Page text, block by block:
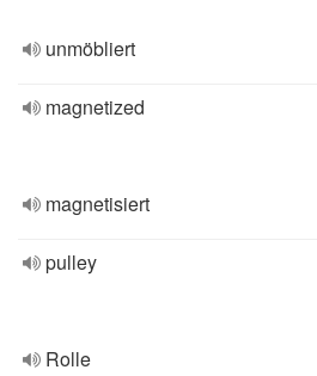
unmöbliert
magnetized
magnetisiert
pulley
Rolle